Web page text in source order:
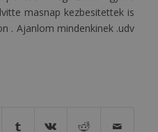
masnap kezbesitettek is
. Ajanlom mindenkinek .udv